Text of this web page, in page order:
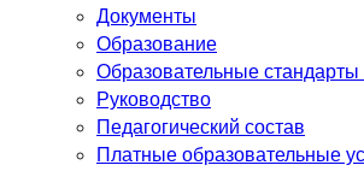
Документы
Образование
Образовательные стандарты
Руководство
Педагогический состав
Платные образовательные